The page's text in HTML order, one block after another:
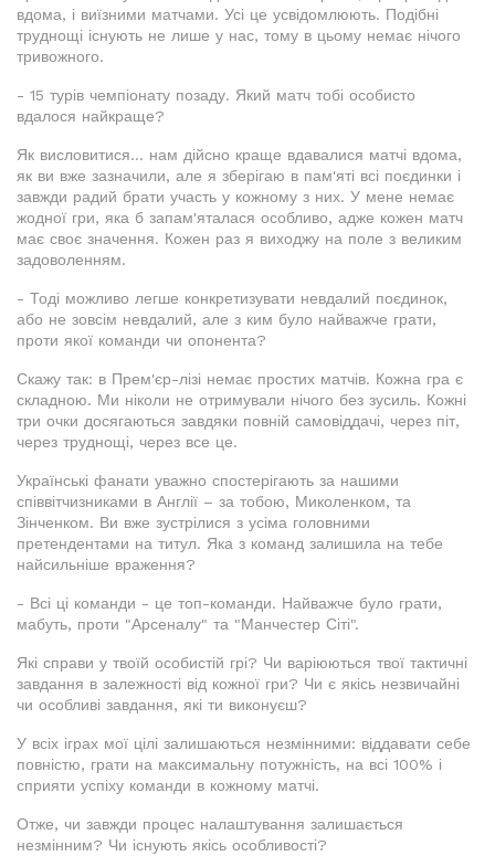
вдома, і виїзними матчами. Усі це усвідомлюють. Подібні
труднощі існують не лише у нас, тому в цьому немає нічого
тривожного.
- 15 турів чемпіонату позаду. Який матч тобі особисто
вдалося найкраще?
Як висловитися... нам дійсно краще вдавалися матчі вдома,
як ви вже зазначили, але я зберігаю в пам'яті всі поєдинки і
завжди радий брати участь у кожному з них. У мене немає
жодної гри, яка б запам'яталася особливо, адже кожен матч
має своє значення. Кожен раз я виходжу на поле з великим
задоволенням.
- Тоді можливо легше конкретизувати невдалий поєдинок,
або не зовсім невдалий, але з ким було найважче грати,
проти якої команди чи опонента?
Скажу так: в Прем'єр-лізі немає простих матчів. Кожна гра є
складною. Ми ніколи не отримували нічого без зусиль. Кожні
три очки досягаються завдяки повній самовіддачі, через піт,
через труднощі, через все це.
Українські фанати уважно спостерігають за нашими
співвітчизниками в Англії – за тобою, Миколенком, та
Зінченком. Ви вже зустрілися з усіма головними
претендентами на титул. Яка з команд залишила на тебе
найсильніше враження?
- Всі ці команди - це топ-команди. Найважче було грати,
мабуть, проти "Арсеналу" та "Манчестер Сіті".
Які справи у твоїй особистій грі? Чи варіюються твої тактичні
завдання в залежності від кожної гри? Чи є якісь незвичайні
чи особливі завдання, які ти виконуєш?
У всіх іграх мої цілі залишаються незмінними: віддавати себе
повністю, грати на максимальну потужність, на всі 100% і
сприяти успіху команди в кожному матчі.
Отже, чи завжди процес налаштування залишається
незмінним? Чи існують якісь особливості?